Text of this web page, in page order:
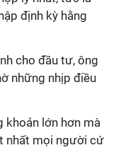
định kỳ hằng
cho đầu tư, ông
những nhịp điều
khoản lớn hơn mà
nhất mọi người cứ